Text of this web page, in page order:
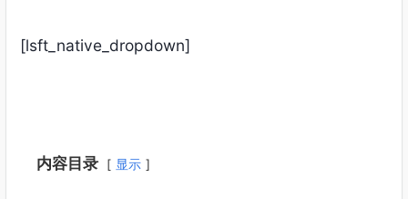
[lsft_native_dropdown]
内容目录 显示